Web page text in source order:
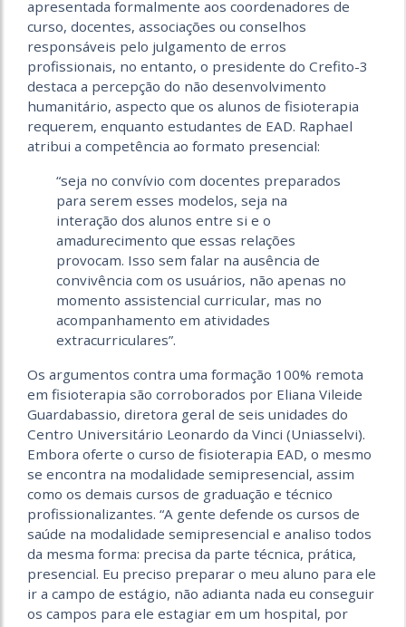
apresentada formalmente aos coordenadores de
curso, docentes, associações ou conselhos
responsáveis pelo julgamento de erros
profissionais, no entanto, o presidente do Crefito-3
destaca a percepção do não desenvolvimento
humanitário, aspecto que os alunos de fisioterapia
requerem, enquanto estudantes de EAD. Raphael
atribui a competência ao formato presencial:
“seja no convívio com docentes preparados
para serem esses modelos, seja na
interação dos alunos entre si e o
amadurecimento que essas relações
provocam. Isso sem falar na ausência de
convivência com os usuários, não apenas no
momento assistencial curricular, mas no
acompanhamento em atividades
extracurriculares”.
Os argumentos contra uma formação 100% remota
em fisioterapia são corroborados por Eliana Vileide
Guardabassio, diretora geral de seis unidades do
Centro Universitário Leonardo da Vinci (Uniasselvi).
Embora oferte o curso de fisioterapia EAD, o mesmo
se encontra na modalidade semipresencial, assim
como os demais cursos de graduação e técnico
profissionalizantes. “A gente defende os cursos de
saúde na modalidade semipresencial e analiso todos
da mesma forma: precisa da parte técnica, prática,
presencial. Eu preciso preparar o meu aluno para ele
ir a campo de estágio, não adianta nada eu conseguir
os campos para ele estagiar em um hospital, por